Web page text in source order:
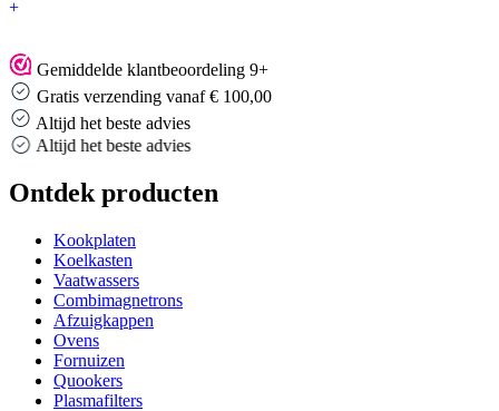
+
Gemiddelde klantbeoordeling 9+
Gratis verzending vanaf € 100,00
Altijd het beste advies
Altijd het beste advies
Ontdek producten
Kookplaten
Koelkasten
Vaatwassers
Combimagnetrons
Afzuigkappen
Ovens
Fornuizen
Quookers
Plasmafilters